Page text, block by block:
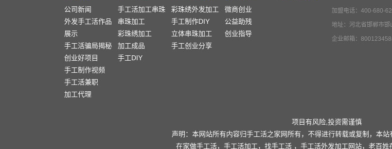
公司新闻
外发手工活作品
展示
手工活骗局揭秘
创业好项目
手工制作视频
手工活兼职
加工代理
手工活加工串珠
串珠加工
彩珠绣加工
加工成品
手工DIY
彩珠绣外发加工
手工制作DIY
立体串珠加工
手工创业分享
微商创业
公益助残
创业指导
加盟电话：400-680-
地址：河北省邯郸市
企业邮箱：
项目有风险,投资需谨慎
声明：本网站所有内容归手工活之家网所有，不得进行转载或复制，本
在家做手工活， 手工活加工， 找手工活 ， 手工活外发加工网站，老百姓